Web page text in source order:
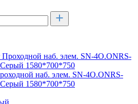
наб. элем. SN-4O.ONRS-
1580*700*750